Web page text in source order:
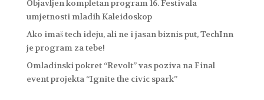
Objavljen kompletan program 16. Festivala
umjetnosti mladih Kaleidoskop
Ako imaš tech ideju, ali ne i jasan biznis put, TechInn
je program za tebe!
Omladinski pokret “Revolt” vas poziva na Final
event projekta “Ignite the civic spark”